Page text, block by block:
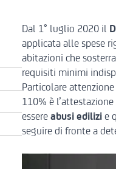
Dal 1° luglio 2020 il
applicata alle spese
abitazioni che
requisiti minimi
Particolare
110% è
essere abusi edilizi e
seguire di fronte a